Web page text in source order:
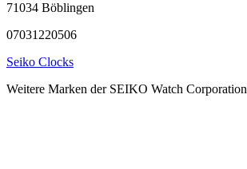
71034 Böblingen
07031220506
Seiko Clocks
Weitere Marken der SEIKO Watch Corporation